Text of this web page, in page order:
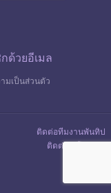
ด้วยอีเมล
มเป็นส่วนตัว
ติดต่อทีมงานพันทิป
ติดต่อลงโฆษณา